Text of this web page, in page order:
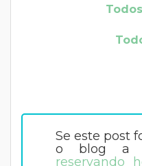
Se este post
o blog a
reservando